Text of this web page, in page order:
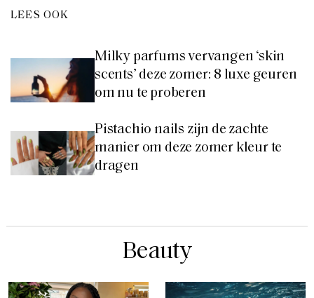
LEES OOK
Milky parfums vervangen ‘skin
scents’ deze zomer: 8 luxe geuren
om nu te proberen
Pistachio nails zijn de zachte
manier om deze zomer kleur te
dragen
Beauty